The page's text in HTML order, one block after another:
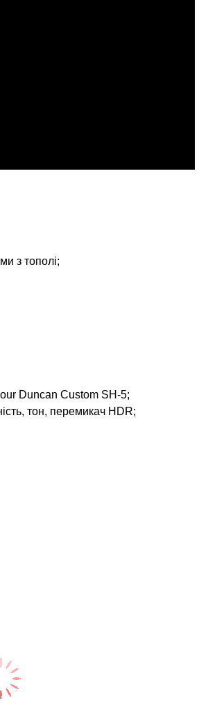
з тополі;
Duncan Custom SH-5;
тон, перемикач HDR;